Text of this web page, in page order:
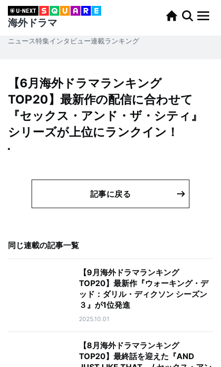
海外ドラマ
ニュース特集インタビュー連載ランキング
【6月海外ドラマランキング
TOP20】最新作の配信に合わせて
『セックス・アンド・ザ・シティ』
シリーズが上位にランクイン！
記事に戻る
同じ連載の記事一覧
【9月海外ドラマランキング
TOP20】最新作『ウォーキング・デ
ッド：ダリル・ディクソン シーズン
３』が1位発進
2025.10.01
【8月海外ドラマランキング
TOP20】最終話を迎えた『AND